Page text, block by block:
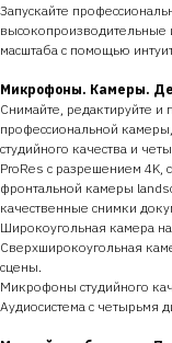
Запускайте
высокопроизводительные
масштаба с помощью
Микрофоны. Камеры.
Снимайте, редактируйте и
профессиональной
студийного качества и
ProRes с разрешением
фронтальной камеры
качественные снимки
Широкоугольная камера
Сверхширокоугольная
сцены.
Микрофоны студийного
Аудиосистема с четырьмя